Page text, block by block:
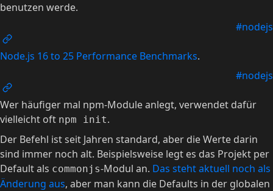
benutzen werde.
#nodejs
Node.js 16 to 25 Performance Benchmarks.
#nodejs
Wer häufiger mal npm-Module anlegt, verwendet dafür
vielleicht oft npm init.
Der Befehl ist seit Jahren standard, aber die Werte darin
sind immer noch alt. Beispielsweise legt es das Projekt per
Default als commonjs-Modul an. Das steht aktuell noch als
Änderung aus, aber man kann die Defaults in der globalen